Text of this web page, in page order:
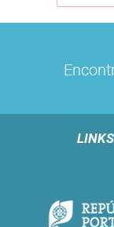
LINKS